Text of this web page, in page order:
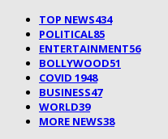
TOP NEWS434
POLITICAL85
ENTERTAINMENT56
BOLLYWOOD51
COVID 1948
BUSINESS47
WORLD39
MORE NEWS38